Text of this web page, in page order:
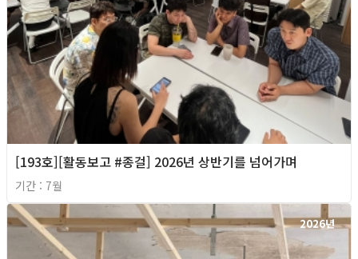
[193호][활동보고 #종걸] 2026년 상반기를 넘어가며
기간 : 7월
2026년